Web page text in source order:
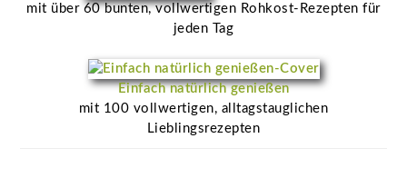
mit über 60 bunten, vollwertigen Rohkost-Rezepten für
jeden Tag
Einfach natürlich genießen
mit 100 vollwertigen, alltagstauglichen
Lieblingsrezepten